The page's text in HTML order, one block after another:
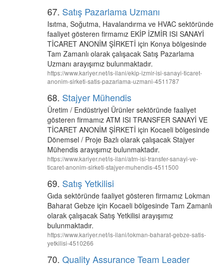
67. Satış Pazarlama Uzmanı
Isıtma, Soğutma, Havalandırma ve HVAC sektöründe
faaliyet gösteren firmamız EKİP İZMİR ISI SANAYİ
TİCARET ANONİM ŞİRKETİ için Konya bölgesinde
Tam Zamanlı olarak çalışacak Satış Pazarlama
Uzmanı arayışımız bulunmaktadır.
https://www.kariyer.net/is-ilani/ekip-izmir-isi-sanayi-ticaret-
anonim-sirketi-satis-pazarlama-uzmani-4511787
68. Stajyer Mühendis
Üretim / Endüstriyel Ürünler sektöründe faaliyet
gösteren firmamız ATM ISI TRANSFER SANAYİ VE
TİCARET ANONİM ŞİRKETİ için Kocaeli bölgesinde
Dönemsel / Proje Bazlı olarak çalışacak Stajyer
Mühendis arayışımız bulunmaktadır.
https://www.kariyer.net/is-ilani/atm-isi-transfer-sanayi-ve-
ticaret-anonim-sirketi-stajyer-muhendis-4511500
69. Satış Yetkilisi
Gıda sektöründe faaliyet gösteren firmamız Lokman
Baharat Gebze için Kocaeli bölgesinde Tam Zamanlı
olarak çalışacak Satış Yetkilisi arayışımız
bulunmaktadır.
https://www.kariyer.net/is-ilani/lokman-baharat-gebze-satis-
yetkilisi-4510266
70. Quality Assurance Team Leader